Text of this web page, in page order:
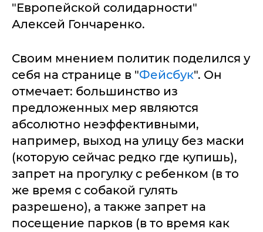
"Европейской солидарности"
Алексей Гончаренко.
Своим мнением политик поделился у
себя на странице в "Фейсбук". Он
отмечает: большинство из
предложенных мер являются
абсолютно неэффективными,
например, выход на улицу без маски
(которую сейчас редко где купишь),
запрет на прогулку с ребенком (в то
же время с собакой гулять
разрешено), а также запрет на
посещение парков (в то время как